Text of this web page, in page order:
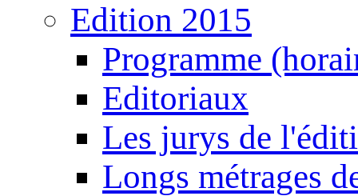
Edition 2015
Programme
Editoriaux
Les jurys de
Longs métrages